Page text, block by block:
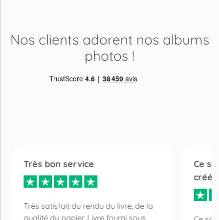
Nos clients adorent nos albums
photos !
Très bon service
Très satisfait du rendu du livre, de la
qualité du papier. Livre fourni sous
Ce